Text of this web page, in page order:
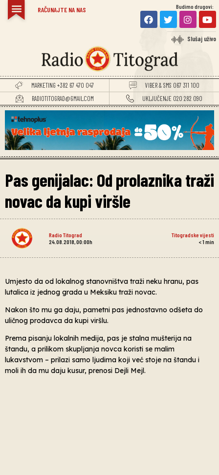
RAČUNAJTE NA NAS Budimo drugovi:
Slušaj uživo
MARKETING +382 67 470 047
VIBER & SMS 067 311 100
RADIOTITOGRAD@GMAIL.COM
UKLJUČENJE 020 282 090
Pas genijalac: Od prolaznika traži
novac da kupi viršle
Radio Titograd
Titogradske vijesti
24.08.2018, 00:00h
< 1min
Umjesto da od lokalnog stanovništva traži neku hranu, pas
lutalica iz jednog grada u Meksiku traži novac.
Nakon što mu ga daju, pametni pas jednostavno odšeta do
uličnog prodavca da kupi viršlu.
Prema pisanju lokalnih medija, pas je stalna mušterija na
štandu, a prilikom skupljanja novca koristi se malim
lukavstvom – prilazi samo ljudima koji već stoje na štandu i
moli ih da mu daju kusur, prenosi Dejli Mejl.